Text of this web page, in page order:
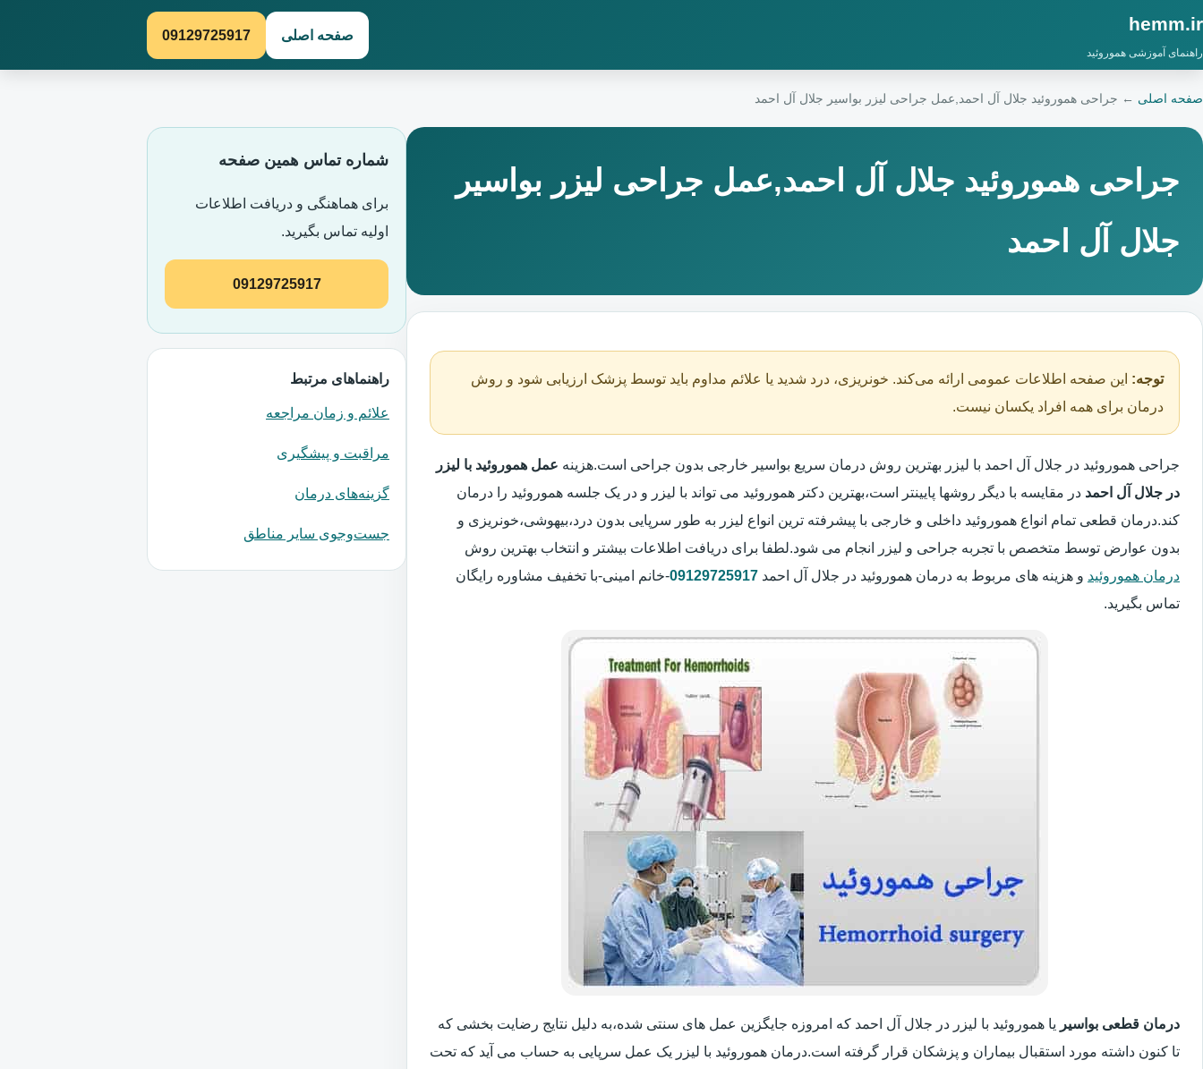
hemm.ir
راهنمای آموزشی هموروئید
صفحه اصلی 09129725917
صفحه اصلی ← جراحی هموروئید جلال آل احمد,عمل جراحی لیزر بواسیر جلال آل احمد
جراحی هموروئید جلال آل احمد,عمل جراحی لیزر بواسیر
جلال آل احمد
توجه: این صفحه اطلاعات عمومی ارائه می‌کند. خونریزی، درد شدید یا علائم مداوم باید توسط پزشک ارزیابی شود و روش
درمان برای همه افراد یکسان نیست.
جراحی هموروئید در جلال آل احمد با لیزر بهترین روش درمان سریع بواسیر خارجی بدون جراحی است.هزینه عمل هموروئید با لیزر
در جلال آل احمد در مقایسه با دیگر روشها پایینتر است،بهترین دکتر هموروئید می تواند با لیزر و در یک جلسه هموروئید را درمان
کند.درمان قطعی تمام انواع هموروئید داخلی و خارجی با پیشرفته ترین انواع لیزر به طور سرپایی بدون درد،بیهوشی،خونریزی و
بدون عوارض توسط متخصص با تجربه جراحی و لیزر انجام می شود.لطفا برای دریافت اطلاعات بیشتر و انتخاب بهترین روش
درمان هموروئید و هزینه های مربوط به درمان هموروئید در جلال آل احمد 09129725917-خانم امینی-با تخفیف مشاوره رایگان
تماس بگیرید.
درمان قطعی بواسیر یا هموروئید با لیزر در جلال آل احمد که امروزه جایگزین عمل های سنتی شده،به دلیل نتایج رضایت بخشی که
تا کنون داشته مورد استقبال بیماران و پزشکان قرار گرفته است.درمان هموروئید با لیزر یک عمل سرپایی به حساب می آید که تحت
شماره تماس همین صفحه
برای هماهنگی و دریافت اطلاعات
اولیه تماس بگیرید.
09129725917
راهنماهای مرتبط
علائم و زمان مراجعه
مراقبت و پیشگیری
گزینه‌های درمان
جست‌وجوی سایر مناطق